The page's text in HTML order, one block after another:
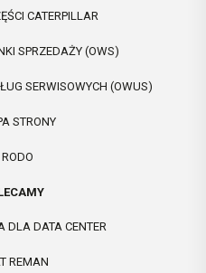
CATERPILLAR
SPRZEDAŻY (OWS)
SERWISOWYCH (OWUS)
STRONY
RODO
DLA DATA CENTER
REMAN